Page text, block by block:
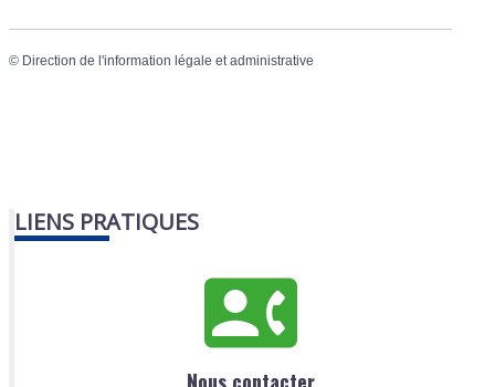
© Direction de l'information légale et administrative
LIENS PRATIQUES